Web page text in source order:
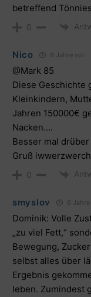
betreffend
0
Nico 6 Jahre vor
@Mark 85
Diese Geschichte
Kleinkindern,
Jahren 150000€
Nacken….
Besser mal
Gruß iwwerzwerch
0
smyslov 6 Jahre
Dominik: Volle
„zu viel Fett,“
Bewegung,
selbst alles über
Ergebnis
leben. Zumindest